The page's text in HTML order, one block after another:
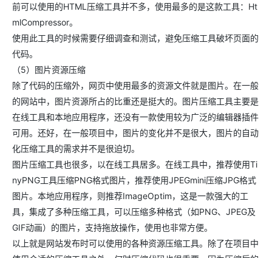
前可以使用的HTML压缩工具并不多，使用最多的是这款工具：Ht
mlCompressor。
使用此工具的时候需要仔细调查和测试，避免压缩工具破坏页面的
代码。
（5）图片资源压缩
除了代码的压缩外，网页中使用最多的资源文件就是图片。在一般
的网站中，图片资源所占的比重还是挺大的。图片压缩工具主要是
在线工具和本地应用程序，还没有一款使用较为广泛的编辑器插件
可用。还好，在一般项目中，图片的变化并不是很大，图片的自动
化压缩工具的需求并不是很迫切。
图片压缩工具也很多，以在线工具居多。在线工具中，推荐使用Ti
nyPNG工具压缩PNG格式图片，推荐使用JPEGmini压缩JPG格式
图片。本地应用程序，则推荐ImageOptim，这是一款强大的工
具，集成了多种压缩工具，可以压缩多种格式（如PNG、JPEG及
GIF动画）的图片，支持拖放操作，使用也非常方便。
以上就是网站发布时可以使用的各种资源压缩工具。除了在项目中